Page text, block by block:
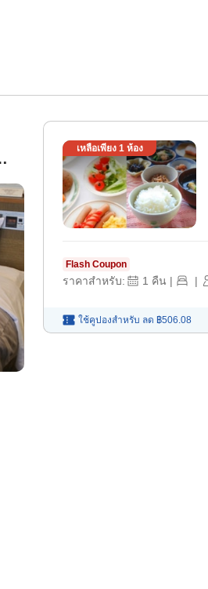
เหลือเพียง 1 ห้อง
Flash Coupon
ราคาสำหรับ: 1 คืน | |
ใช้คูปองสำหรับ ลด ฿506.08